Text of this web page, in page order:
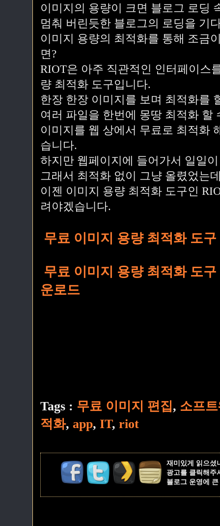
이미지의 용량이 크면 블로그 로딩
멈춰 버린듯한 블로그의 로딩을 기
이미지 용량의 최적화를 통해 조금
면?
RIOT은 아주 직관적인 인터페이스
량 최적화 도구입니다.
한장 한장 이미지를 보며 최적화를
여러 파일을 한번에 몽땅 최적화 할
이미지를 웹 상에서 무료로 최적화
습니다.
하지만 웹페이지에 들어가서 일일
그래서 최적화 없이 그냥 올렸었는
이젠 이미지 용량 최적화 도구인
려야겠습니다.
무료 이미지 용량 최적화 도
무료 이미지 용량 최적화 도
운로드
Tags : 무료 이미지 편집, 소프
적화, app, IT, riot
재미있게 읽으셨
광고를 클릭해주
블로그 운영에